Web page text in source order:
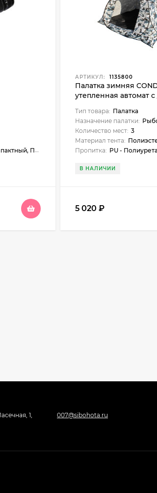
Просветленная оптика
АРТИКУЛ: 1135800
Палатка зимняя
утепленная автомат
Тип товара: Палатка
Назначение палатки:
Количество мест: 3
Материал тента:
Пропитка: PU -
В НАЛИЧИИ
5 020 ₽
1,
007@sibohota.ru